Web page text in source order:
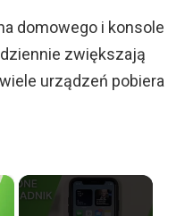
domowego i konsole
zwiększają
urządzeń pobiera
×